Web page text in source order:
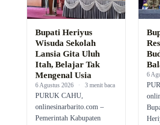
Bupati Heriyus
Wisuda Sekolah
Lansia Gita Uluh
Itah, Belajar Tak
Mengenal Usia
6 Agustus 2026 · 3 menit baca
PURUK CAHU,
onlinesinarbarito.com –
Pemerintah Kabupaten
6